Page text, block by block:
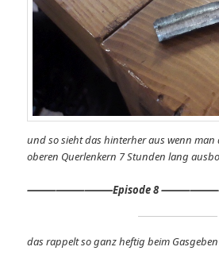
und so sieht das hinterher aus wenn man
oberen Querlenkern 7 Stunden lang
⸻⸻⸻Episode 8
das rappelt so ganz heftig beim